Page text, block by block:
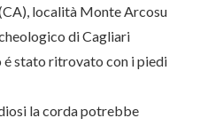
località Monte Arcosu
di Cagliari
stato ritrovato con i piedi
la corda potrebbe